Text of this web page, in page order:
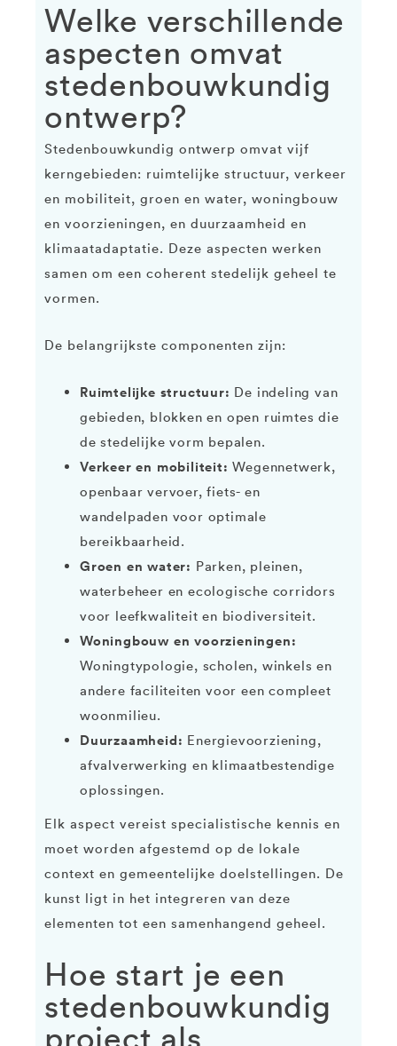
Welke verschillende
aspecten omvat
stedenbouwkundig
ontwerp?
Stedenbouwkundig ontwerp omvat vijf
kerngebieden: ruimtelijke structuur, verkeer
en mobiliteit, groen en water, woningbouw
en voorzieningen, en duurzaamheid en
klimaatadaptatie. Deze aspecten werken
samen om een coherent stedelijk geheel te
vormen.
De belangrijkste componenten zijn:
Ruimtelijke structuur: De indeling van
gebieden, blokken en open ruimtes die
de stedelijke vorm bepalen.
Verkeer en mobiliteit: Wegennetwerk,
openbaar vervoer, fiets- en
wandelpaden voor optimale
bereikbaarheid.
Groen en water: Parken, pleinen,
waterbeheer en ecologische corridors
voor leefkwaliteit en biodiversiteit.
Woningbouw en voorzieningen:
Woningtypologie, scholen, winkels en
andere faciliteiten voor een compleet
woonmilieu.
Duurzaamheid: Energievoorziening,
afvalverwerking en klimaatbestendige
oplossingen.
Elk aspect vereist specialistische kennis en
moet worden afgestemd op de lokale
context en gemeentelijke doelstellingen. De
kunst ligt in het integreren van deze
elementen tot een samenhangend geheel.
Hoe start je een
stedenbouwkundig
project als